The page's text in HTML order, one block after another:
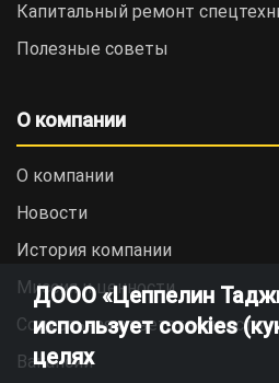
Капитальный ремонт
Полезные советы
О компании
О компании
Новости
История компании
Миссия и ценности
Социальная ответственность
Вакансии
ДООО «Цеппелин
использует cookies
целях